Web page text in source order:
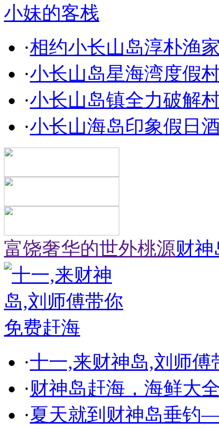
·相约小长山岛淳朴渔
·小长山岛星海湾度假
·小长山岛镇全力破解
·小长山海岛印象假日
富饶奢华的世外桃源财
·十一,来财神岛,刘师傅
·财神岛赶海，海鲜大
·夏天就到财神岛垂钓